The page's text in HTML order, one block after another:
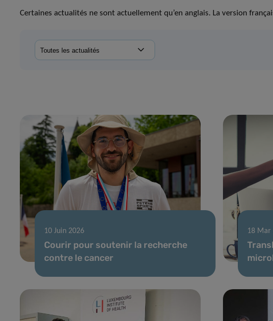
Certaines actualités ne sont actuellement qu’en anglais. La version
10 Juin 2026
Courir pour soutenir la recherche
contre le cancer
18 Mar